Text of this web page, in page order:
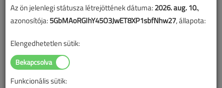
2018. november 26. | Erdősi Csaba | 5587 |
Az ön jelenlegi státusza létrejöttének dátuma:2026. aug. 10.,
azonosítója:5GbMAoRGIhY45O3JwET8XP1sbfNhw27, állapota:
Elengedhetetlen sütik:
Funkcionális sütik: